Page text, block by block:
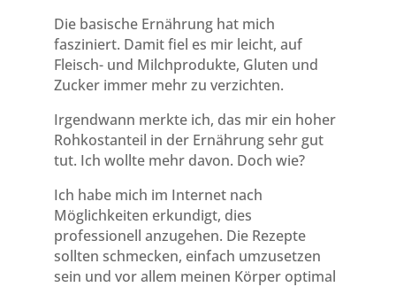
Die basische Ernährung hat mich
fasziniert. Damit fiel es mir leicht, auf
Fleisch- und Milchprodukte, Gluten und
Zucker immer mehr zu verzichten.
Irgendwann merkte ich, das mir ein hoher
Rohkostanteil in der Ernährung sehr gut
tut. Ich wollte mehr davon. Doch wie?
Ich habe mich im Internet nach
Möglichkeiten erkundigt, dies
professionell anzugehen. Die Rezepte
sollten schmecken, einfach umzusetzen
sein und vor allem meinen Körper optimal